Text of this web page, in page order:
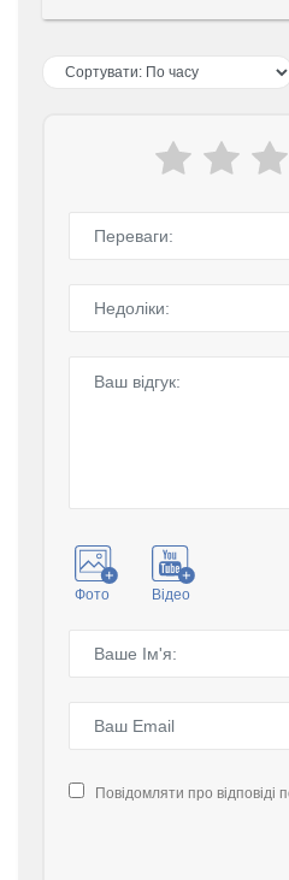
Фото Відео
Повідомляти про відповіді